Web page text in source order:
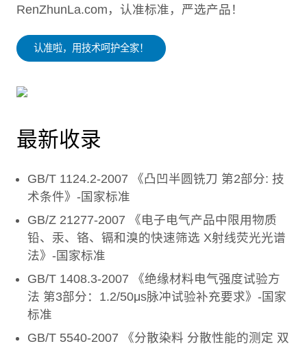
RenZhunLa.com，认准标准，严选产品！
认准啦，用技术呵护全家！
最新收录
GB/T 1124.2-2007 《凸凹半圆铣刀 第2部分: 技
术条件》-国家标准
GB/Z 21277-2007 《电子电气产品中限用物质
铅、汞、铬、镉和溴的快速筛选 X射线荧光光谱
法》-国家标准
GB/T 1408.3-2007 《绝缘材料电气强度试验方
法 第3部分：1.2/50μs脉冲试验补充要求》-国家
标准
GB/T 5540-2007 《分散染料 分散性能的测定 双